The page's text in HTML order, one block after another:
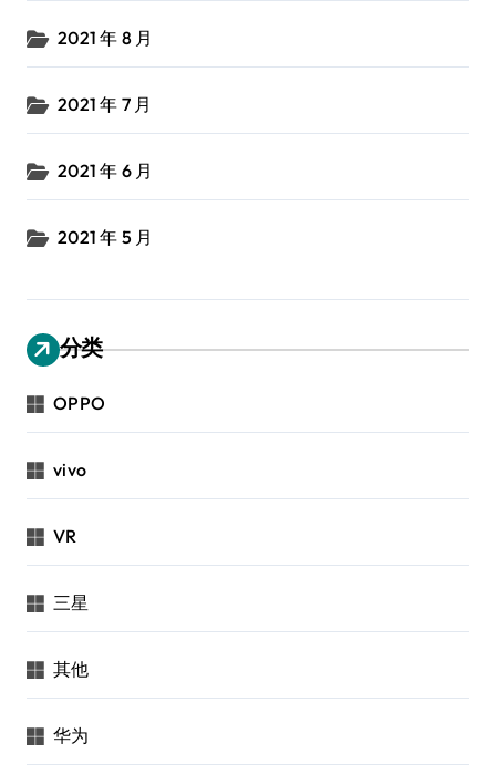
2021 年 8 月
2021 年 7 月
2021 年 6 月
2021 年 5 月
分类
OPPO
vivo
VR
三星
其他
华为